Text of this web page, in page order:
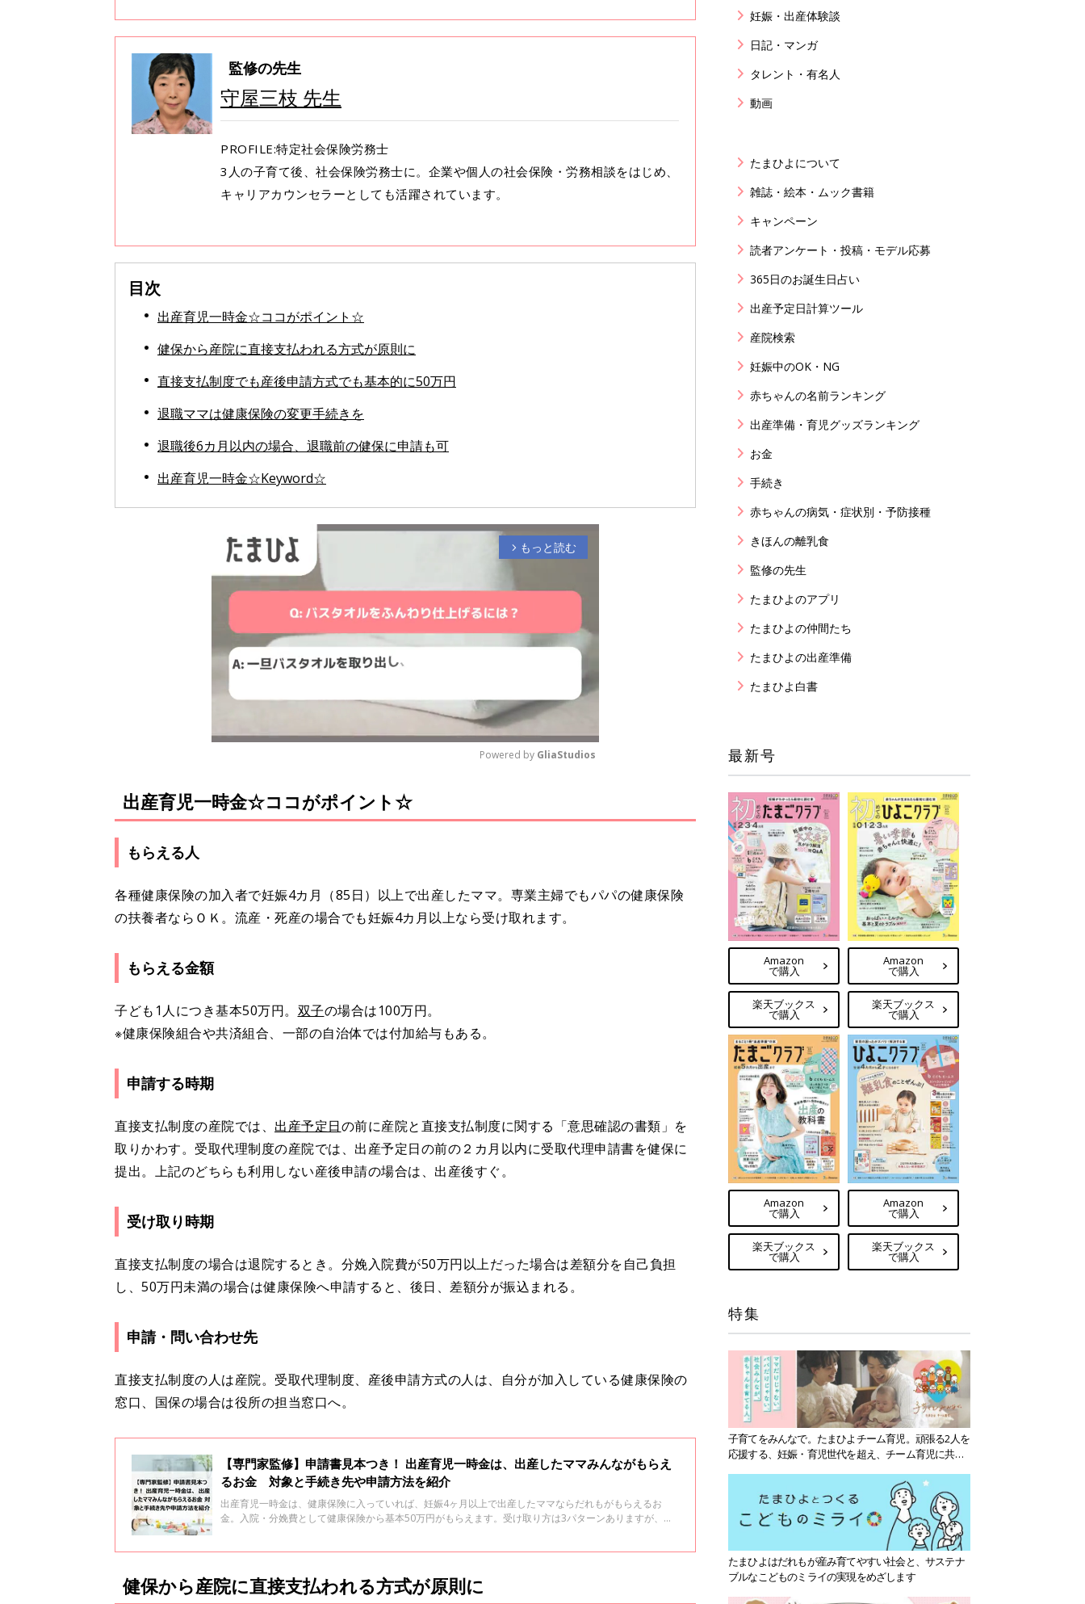
監修の先生
守屋三枝 先生
PROFILE:特定社会保険労務士
3人の子育て後、社会保険労務士に。企業や個人の社会保険・労務相談をはじめ、
キャリアカウンセラーとしても活躍されています。
目次
出産育児一時金☆ココがポイント☆
健保から産院に直接支払われる方式が原則に
直接支払制度でも産後申請方式でも基本的に50万円
退職ママは健康保険の変更手続きを
退職後6カ月以内の場合、退職前の健保に申請も可
出産育児一時金☆Keyword☆
arrow_forward_ios もっと読む
u
Powered by GliaStudios
出産育児一時金☆ココがポイント☆
もらえる人
各種健康保険の加入者で妊娠4カ月（85日）以上で出産したママ。専業主婦でもパパの健康保険
の扶養者ならＯＫ。流産・死産の場合でも妊娠4カ月以上なら受け取れます。
もらえる金額
子ども1人につき基本50万円。 双子の場合は100万円。
※健康保険組合や共済組合、一部の自治体では付加給与もある。
申請する時期
直接支払制度の産院では、 出産予定日の前に産院と直接支払制度に関する「意思確認の書類」を
取りかわす。受取代理制度の産院では、出産予定日の前の２カ月以内に受取代理申請書を健保に
提出。上記のどちらも利用しない産後申請の場合は、出産後すぐ。
受け取り時期
直接支払制度の場合は退院するとき。分娩入院費が50万円以上だった場合は差額分を自己負担
し、50万円未満の場合は健康保険へ申請すると、後日、差額分が振込まれる。
申請・問い合わせ先
直接支払制度の人は産院。受取代理制度、産後申請方式の人は、自分が加入している健康保険の
窓口、国保の場合は役所の担当窓口へ。
【専門家監修】申請書見本つき！ 出産育児一時金は、出産したママみんながもらえ
るお金 対象と手続き先や申請方法を紹介
出産育児一時金は、健康保険に入っていれば、妊娠4ヶ月以上で出産したママならだれもがもらえるお
金。入院・分娩費として健康保険から基本50万円がもらえます。受け取り方は3パターンありますが、健
健保から産院に直接支払われる方式が原則に
妊娠・出産体験談
日記・マンガ
タレント・有名人
動画
たまひよについて
雑誌・絵本・ムック書籍
キャンペーン
読者アンケート・投稿・モデル応募
365日のお誕生日占い
出産予定日計算ツール
産院検索
妊娠中のOK・NG
赤ちゃんの名前ランキング
出産準備・育児グッズランキング
お金
手続き
赤ちゃんの病気・症状別・予防接種
きほんの離乳食
監修の先生
たまひよのアプリ
たまひよの仲間たち
たまひよの出産準備
たまひよ白書
最新号
Amazon
で購入
楽天ブックス
で購入
Amazon
で購入
楽天ブックス
で購入
Amazon
で購入
楽天ブックス
で購入
Amazon
で購入
楽天ブックス
で購入
特集
子育てをみんなで。たまひよチーム育児。頑張る2人を
応援する、妊娠・育児世代を超え、チーム育児に共感
たまひよはだれもが産み育てやすい社会と、サステナ
ブルなこどものミライの実現をめざします